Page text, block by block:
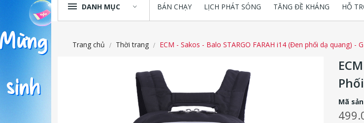
DANH MỤC BÁN CHẠY LỊCH PHÁT SÓNG TĂNG ĐỀ KHÁNG HỖ
Trang chủ Thời trang ECM - Sakos - Balo STARGO FARAH i14 (Đen phối dạ quang) -
Mã